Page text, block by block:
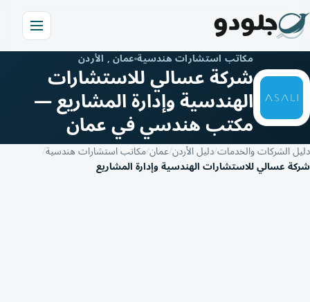
مكاتب استشارات هندسيةعمان , الأردن
شركة عسالي للاستشارات
الهندسية وإدارة المشاريع —
مكتب هندسي في عمان
دليل الشركات والخدماتدليل الأردنعمانمكاتب استشارات هندسية
شركة عسالي للاستشارات الهندسية وإدارة المشاريع